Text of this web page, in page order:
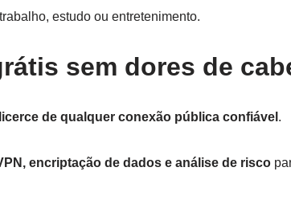
estudo ou entretenimento.
sem dores de
de qualquer conexão pública confiável .
encriptação de dados e análise de risco